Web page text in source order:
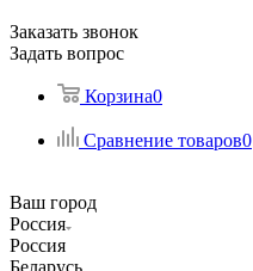
Заказать звонок
Задать вопрос
Корзина0
Сравнение товаров0
Ваш город
Россия
Россия
Беларусь